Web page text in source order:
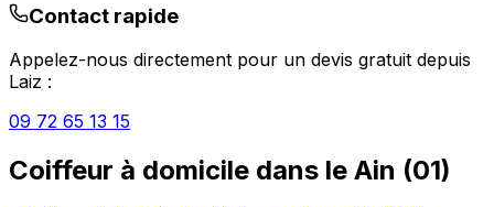
Contact rapide
Appelez-nous directement pour un devis gratuit depuis
Laiz :
09 72 65 13 15
Coiffeur à domicile dans le Ain (01)